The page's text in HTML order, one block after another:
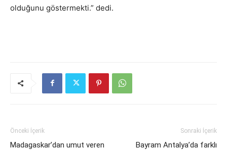
olduğunu göstermekti.” dedi.
Önceki İçerik
Madagaskar’dan umut veren
Sonraki İçerik
Bayram Antalya’da farklı